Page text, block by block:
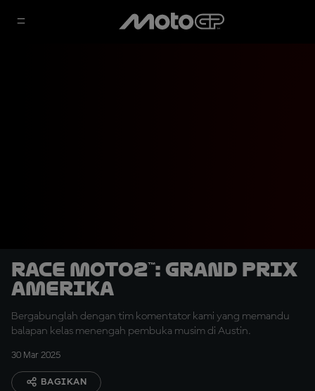
Race Moto2™: Grand Prix
Amerika
Bergabunglah dengan tim komentator kami yang memandu
balapan kelas menengah pembuka musim di Austin.
30 Mar 2025
BAGIKAN